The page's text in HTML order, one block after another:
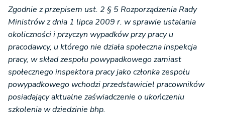
Zgodnie z przepisem ust. 2 § 5 Rozporządzenia Rady
Ministrów z dnia 1 lipca 2009 r. w sprawie ustalania
okoliczności i przyczyn wypadków przy pracy u
pracodawcy, u którego nie działa społeczna inspekcja
pracy, w skład zespołu powypadkowego zamiast
społecznego inspektora pracy jako członka zespołu
powypadkowego wchodzi przedstawiciel pracowników
posiadający aktualne zaświadczenie o ukończeniu
szkolenia w dziedzinie bhp.